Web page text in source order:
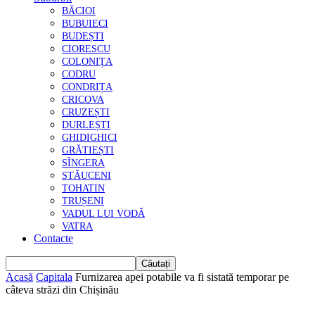
BĂCIOI
BUBUIECI
BUDEȘTI
CIORESCU
COLONIȚA
CODRU
CONDRIȚA
CRICOVA
CRUZEȘTI
DURLEȘTI
GHIDIGHICI
GRĂTIEȘTI
SÎNGERA
STĂUCENI
TOHATIN
TRUȘENI
VADUL LUI VODĂ
VATRA
Contacte
Acasă Capitala Furnizarea apei potabile va fi sistată temporar pe
câteva străzi din Chișinău